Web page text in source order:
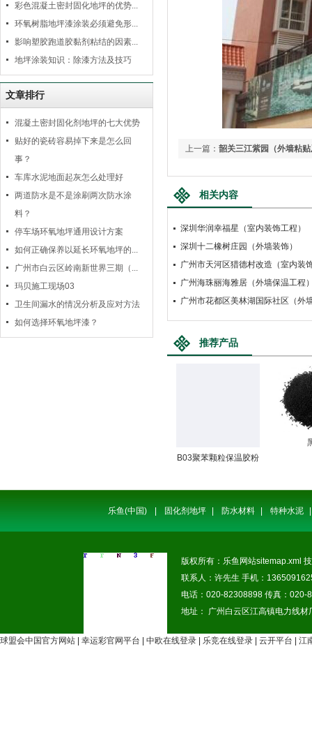
彩色混凝土密封固化地坪的优势...
环氧树脂地坪漆涂装必须避免形...
影响塑胶跑道胶黏剂粘结的因素...
地坪涂装知识：除漆方法及技巧
文章排行
混凝土密封固化剂地坪的七大优势
贴好的瓷砖容易掉下来是怎么回
事？
车库水泥地面起灰怎么处理好
两道防水是不是涂刷两次防水涂
料？
停车场环氧地坪通用设计方案
如何正确保养以延长环氧地坪的...
广州市白云区岭南新世界三期（...
玛贝施工现场03
卫生间漏水的情况分析及应对方法
如何选择环氧地坪漆？
上一篇： 韶关三江紫园（外墙粘
相关内容
深圳华润幸福星（室内装饰工程）
深圳十二橡树庄园（外墙装饰）
广州市天河区猎德村改造（室内装
广州海珠丽海雅居（外墙保温工程
广州市花都区美林湖国际社区（外
推荐产品
B03聚苯颗粒保温胶粉
乐鱼(中国) 固化剂地坪 防水材料 特种水泥
版权所有：乐鱼网站sitemap.xml
联系人：许先生 手机：
电话：020-82308898 传真：020-
地址： 广州白云区江高镇电力线材
球盟会中国官方网站 幸运彩官网平台 中欧在线登录 乐竞在线登录 云开平台 江